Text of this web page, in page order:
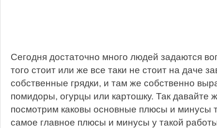
Сегодня достаточно много людей задаются
того стоит или же все таки не стоит на даче
собственные грядки, и там же собственно
помидоры, огурцы или картошку. Так давайте
посмотрим каковы основные плюсы и минусы
самое главное плюсы и минусы у такой